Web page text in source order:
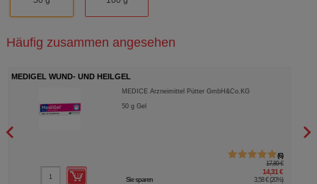
Häufig zusammen angesehen
MEDIGEL WUND- UND HEILGEL
MEDICE Arzneimittel Pütter GmbH&Co.KG
50g Gel
6
17,89 €
14,31 €
Sie sparen 3,58 € (20%)